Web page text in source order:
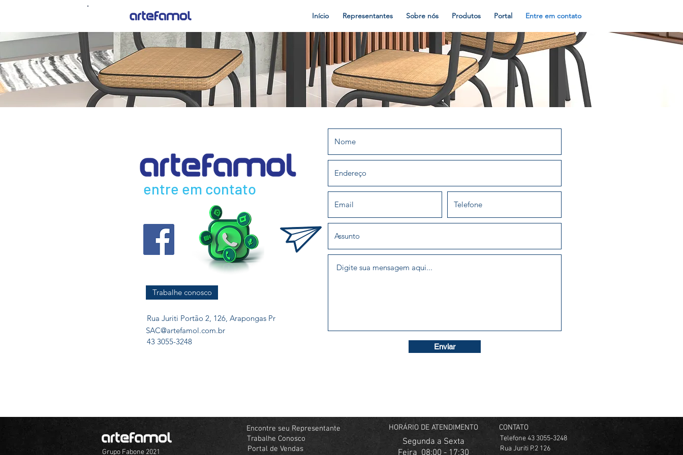
Início Representantes Sobre nós Produtos Portal Entre em contato
entre em contato
Trabalhe conosco
43 3055-3248
SAC@artefamol.com.br
Rua Juriti Portão 2, 126, Arapongas Pr
Enviar
Grupo Fabone 2021
Encontre seu Representante
Portal de Vendas
Trabalhe Conosco
CONTATO
HORÁRIO DE ATENDIMENTO
Segunda a Sexta
Feira 08:00 - 17:30
Telefone 43 3055-3248
Rua Juriti P.2 126